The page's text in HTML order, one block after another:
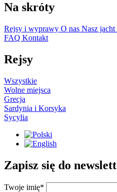
Na skróty
Rejsy i wyprawy O nas Nasz jacht
FAQ Kontakt
Rejsy
Wszystkie
Wolne miejsca
Grecja
Sardynia i Korsyka
Sycylia
Zapisz się do
Twoje imię*